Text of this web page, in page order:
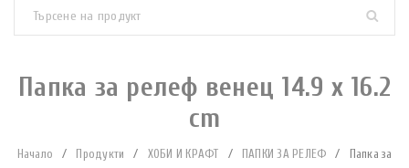
Папка за релеф венец 14.9 x 16.2
cm
Начало / Продукти / ХОБИ И КРАФТ / ПАПКИ ЗА РЕЛЕФ /
Папка за